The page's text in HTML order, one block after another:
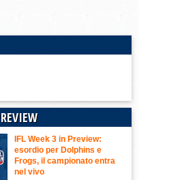
IFL Week 3 in Preview:
esordio per Dolphins e
Frogs, il campionato entra
nel vivo